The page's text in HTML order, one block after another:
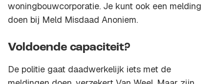
woningbouwcorporatie. Je kunt ook een melding
doen bij Meld Misdaad Anoniem.
Voldoende capaciteit?
De politie gaat daadwerkelijk iets met de